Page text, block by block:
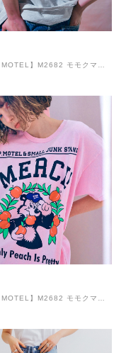
【PINK MOTEL】M2682 モモクマプリントTEE